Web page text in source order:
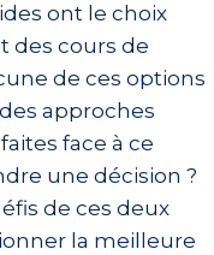
ont le choix
des cours de
de ces options
approches
face à ce
une décision ?
de ces deux
la meilleure